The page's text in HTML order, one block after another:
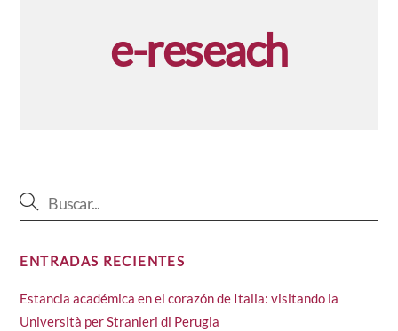
e-reseach
ENTRADAS RECIENTES
Estancia académica en el corazón de Italia: visitando la
Università per Stranieri di Perugia